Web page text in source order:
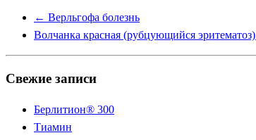
← Верльгофа болезнь
Волчанка красная (рубцующийся эритематоз)
Свежие записи
Берлитион® 300
Тиамин